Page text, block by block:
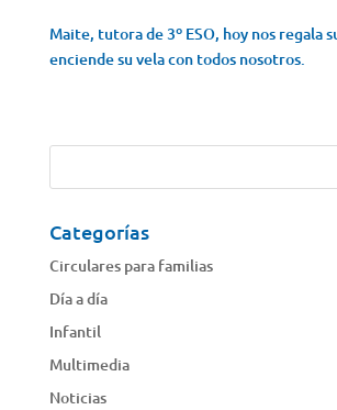
Maite, tutora de 3º ESO, hoy nos regala
enciende su vela con todos nosotros.
Categorías
Circulares para familias
Día a día
Infantil
Multimedia
Noticias